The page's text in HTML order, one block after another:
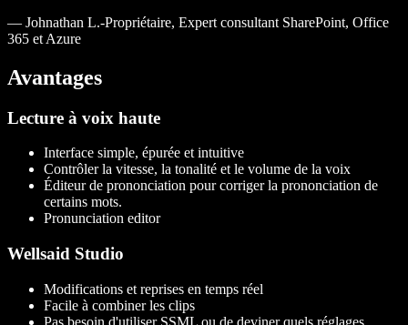
— Johnathan L.-Propriétaire, Expert consultant SharePoint, Office
365 et Azure
Avantages
Lecture à voix haute
Interface simple, épurée et intuitive
Contrôler la vitesse, la tonalité et le volume de la voix
Éditeur de prononciation pour corriger la prononciation de
certains mots.
Pronunciation editor
Wellsaid Studio
Modifications et reprises en temps réel
Facile à combiner les clips
Pas besoin d'utiliser SSML ou de deviner quels réglages